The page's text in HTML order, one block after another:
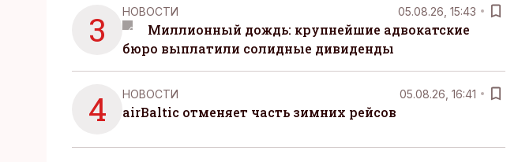
3 НОВОСТИ 05.08.26, 15:43
Миллионный дождь: крупнейшие адвокатские
бюро выплатили солидные дивиденды
4 НОВОСТИ 05.08.26, 16:41
airBaltic отменяет часть зимних рейсов